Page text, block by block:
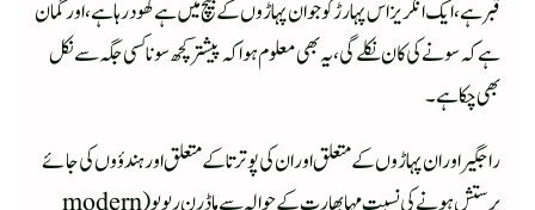
قبر ہے،ایک انگریز اس پہارڑکو جو ان پہاڑوں کے بیچ میں ہے کھودرہا ہے،اور گمان
ہے کہ سونے کی کان نکلے گی ،یہ بھی معلوم ہوا کہ پیشتر کچھ سونا کسی جگہ سے نکل
بھی چکا ہے۔
راجگیر اور ان پہاڑوں کے متعلق اور ان کی پوترتا کے متعلق اور ہندؤوں کی جائے